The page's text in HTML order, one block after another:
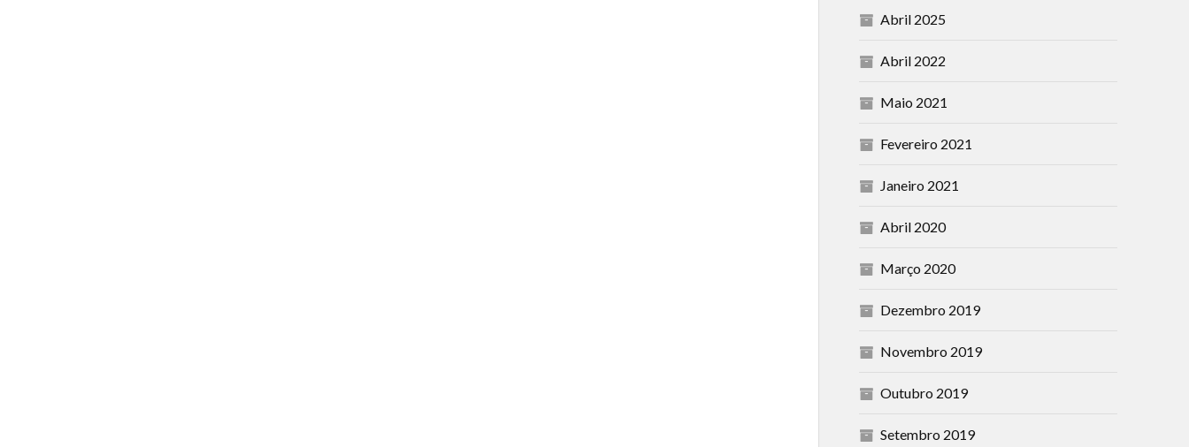
Abril 2025
Abril 2022
Maio 2021
Fevereiro 2021
Janeiro 2021
Abril 2020
Março 2020
Dezembro 2019
Novembro 2019
Outubro 2019
Setembro 2019